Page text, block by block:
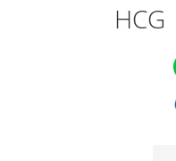
HCG